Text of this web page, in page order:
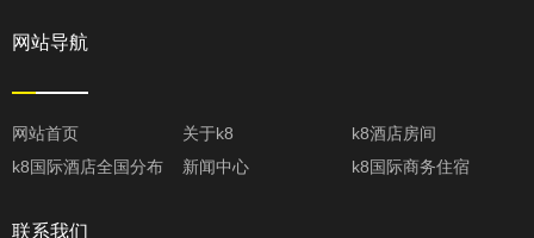
网站导航
网站首页 关于k8
k8酒店房间
k8国际酒店全国分布
新闻中心 k8国际商务住宿
联系我们